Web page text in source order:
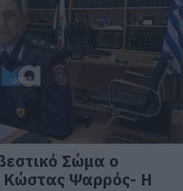
Σώμα ο
Κώστας Ψαρρός- Η